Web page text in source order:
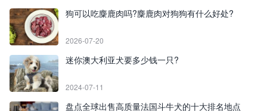
狗可以吃麋鹿肉吗?麋鹿肉对狗狗有什么好处?
2026-07-20
迷你澳大利亚犬要多少钱一只?
2024-07-11
盘点全球出售高质量法国斗牛犬的十大排名地点